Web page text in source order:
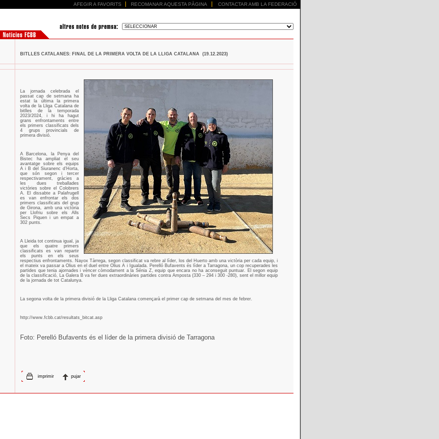
AFEGIR A FAVORITS RECOMANAR AQUESTA PÀGINA CONTACTAR AMB LA FEDERACIÓ
BITLLES CATALANES: FINAL DE LA PRIMERA VOLTA DE LA LLIGA CATALANA (19.12.2023)
La jornada celebrada el
passat cap de setmana ha
estat la última la primera
volta de la Lliga Catalana de
bitlles de la temporada
2023/2024, i hi ha hagut
grans enfrontaments entre
els primers classificats dels
4 grups provincials de
primera divisió.
A Barcelona, la Penya del
Bistec ha ampliat el seu
avantatge sobre els equips
A i B del Siuranenc d’Horta,
que són segon i tercer
respectivament, gràcies a
les dues treballades
victòries sobre el Colobrers
A. El dissabte a Palafrugell
es van enfrontar els dos
primers classificats del grup
de Girona, amb una victòria
per Llofriu sobre els Alls
Secs Piquen i un empat a
302 punts.
A Lleida tot continua igual, ja
que els quatre primers
classificats es van repartir
els punts en els seus
respectius enfrontaments. Nayox Tàrrega, segon classificat va rebre al líder, los del Huerto amb una victòria per cada equip, i
el mateix va passar a Olius en el duel entre Olius A i Igualada. Perelló Bufavents és líder a Tarragona, un cop recuperades les
partides que tenia ajornades i vèncer còmodament a la Sénia Z, equip que encara no ha aconseguit puntuar. El segon equip
de la classificació, La Galera B va fer dues extraordinàries partides contra Amposta (330 – 294 i 300 -280), sent el millor equip
de la jornada de tot Catalunya.
La segona volta de la primera divisió de la Lliga Catalana començarà el primer cap de setmana del mes de febrer.
http://www.fcbb.cat/resultats_bitcat.asp
Foto: Perelló Bufavents és el líder de la primera divisió de Tarragona
imprimir pujar